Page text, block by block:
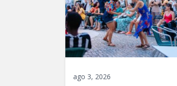
ago 3, 2026